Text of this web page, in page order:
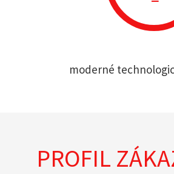
moderné
PROFIL